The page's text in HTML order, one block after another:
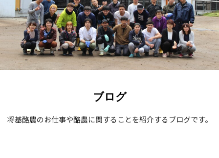
ブログ
将基酪農のお仕事や酪農に関することを紹介するブログです。